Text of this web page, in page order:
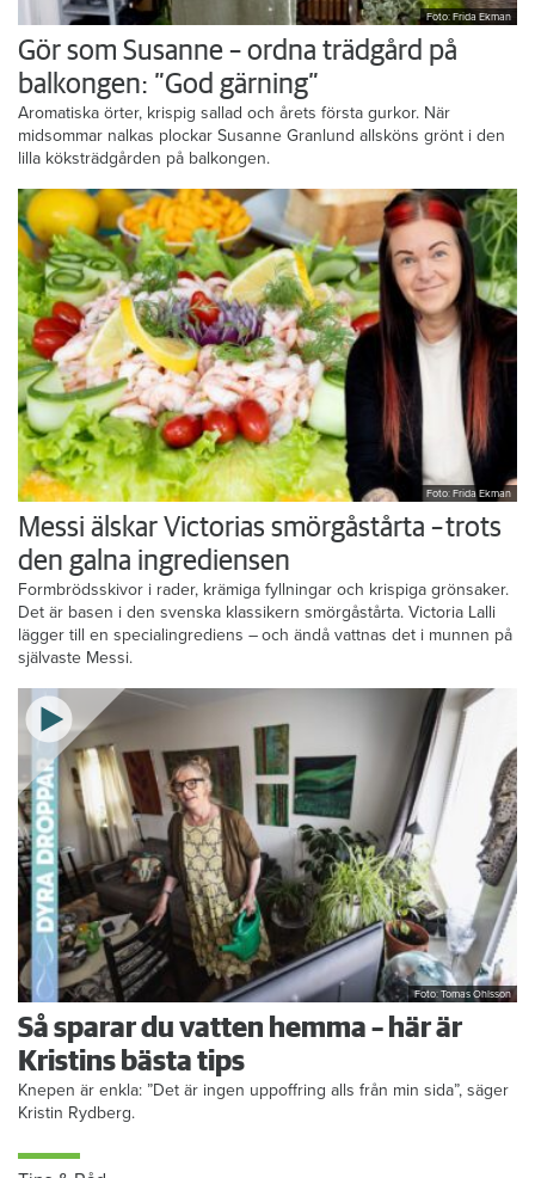
Foto: Frida Ekman
Gör som Susanne – ordna trädgård på
balkongen: ”God gärning”
Aromatiska örter, krispig sallad och årets första gurkor. När
midsommar nalkas plockar Susanne Granlund allsköns grönt i den
lilla köksträdgården på balkongen.
Foto: Frida Ekman
Messi älskar Victorias smörgåstårta – trots
den galna ingrediensen
Formbrödsskivor i rader, krämiga fyllningar och krispiga grönsaker.
Det är basen i den svenska klassikern smörgåstårta. Victoria Lalli
lägger till en specialingrediens – och ändå vattnas det i munnen på
självaste Messi.
Foto: Tomas Ohlsson
Så sparar du vatten hemma – här är
Kristins bästa tips
Knepen är enkla: ”Det är ingen uppoffring alls från min sida”, säger
Kristin Rydberg.